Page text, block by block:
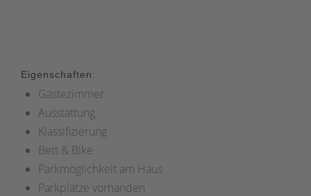
Eigenschaften:
Gästezimmer
Ausstattung
Klassifizierung
Bett & Bike
Parkmöglichkeit am Haus
Parkplätze vorhanden